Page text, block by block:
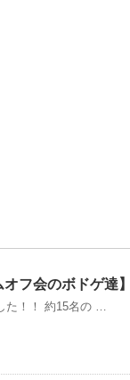
フ会のボドゲ達】
た！！ 約15名の …